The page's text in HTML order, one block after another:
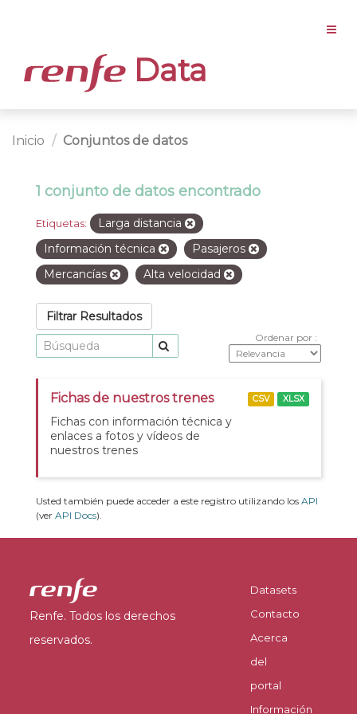
Data
Inicio Conjuntos de datos
1 conjunto de datos encontrado
Etiquetas:
Larga distancia
Información técnica
Pasajeros
Mercancías
Alta velocidad
Filtrar Resultados
Ordenar por
Fichas de nuestros trenes
Fichas con información técnica y
enlaces a fotos y vídeos de
nuestros trenes
CSV XLSX
Usted también puede acceder a este registro utilizando los API
(ver API Docs).
Renfe. Todos los derechos
reservados.
Datasets
Contacto
Acerca
del
portal
Información